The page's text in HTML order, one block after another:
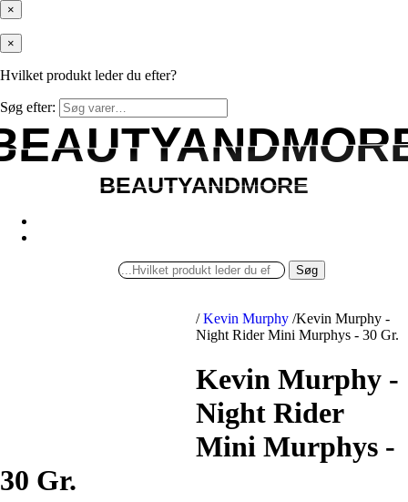
×
×
Hvilket produkt leder du efter?
Søg efter:
BEAUTYANDMORE
BEAUTYANDMORE
Søg
/ Kevin Murphy /Kevin Murphy -
Night Rider Mini Murphys - 30 Gr.
Kevin Murphy -
Night Rider
Mini Murphys -
30 Gr.